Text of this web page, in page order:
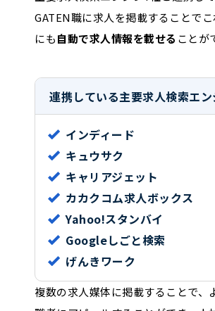
GATEN職に求人を掲載することで
にも自動で求人情報を載せる ことが
連携している主要求人検索エ
インディード
キュウサク
キャリアジェット
カカクコム求人ボックス
Yahoo!スタンバイ
Googleしごと検索
げんきワーク
複数の求人媒体に掲載することで、